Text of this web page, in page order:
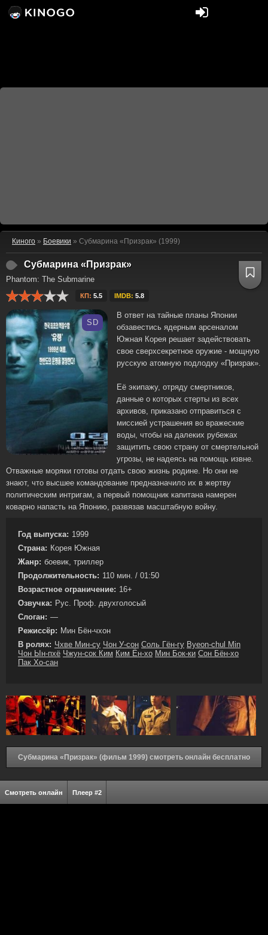
Киного » Боевики » Субмарина «Призрак» (1999)
Субмарина «Призрак»
Phantom: The Submarine
КП: 5.5 IMDB: 5.8
SD
В ответ на тайные планы Японии
обзавестись ядерным арсеналом
Южная Корея решает задействовать
свое сверхсекретное оружие - мощную
русскую атомную подлодку «Призрак».
Её экипажу, отряду смертников,
данные о которых стерты из всех
архивов, приказано отправиться с
миссией устрашения во вражеские
воды, чтобы на далеких рубежах
защитить свою страну от смертельной
угрозы, не надеясь на помощь извне.
Отважные моряки готовы отдать свою жизнь родине. Но они не
знают, что высшее командование предназначило их в жертву
политическим интригам, а первый помощник капитана намерен
коварно напасть на Японию, развязав масштабную войну.
Год выпуска: 1999
Страна: Корея Южная
Жанр: боевик, триллер
Продолжительность: 110 мин. / 01:50
Возрастное ограничение: 16+
Озвучка: Рус. Проф. двухголосый
Слоган: —
Режиссёр: Мин Бён-чхон
В ролях: Чхве Мин-су Чон У-сон Соль Гён-гу Byeon-chul Min
Чон Ын-пхё Чжун-сок Ким Ким Ён-хо Мин Бок-ки Сон Бён-хо
Пак Хо-сан
Субмарина «Призрак» (фильм 1999) смотреть онлайн бесплатно
Смотреть онлайн Плеер #2